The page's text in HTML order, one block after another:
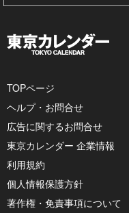
TOPページ
ヘルプ・お問合せ
広告に関するお問合せ
東京カレンダー 企業情報
利用規約
個人情報保護方針
著作権・免責事項について